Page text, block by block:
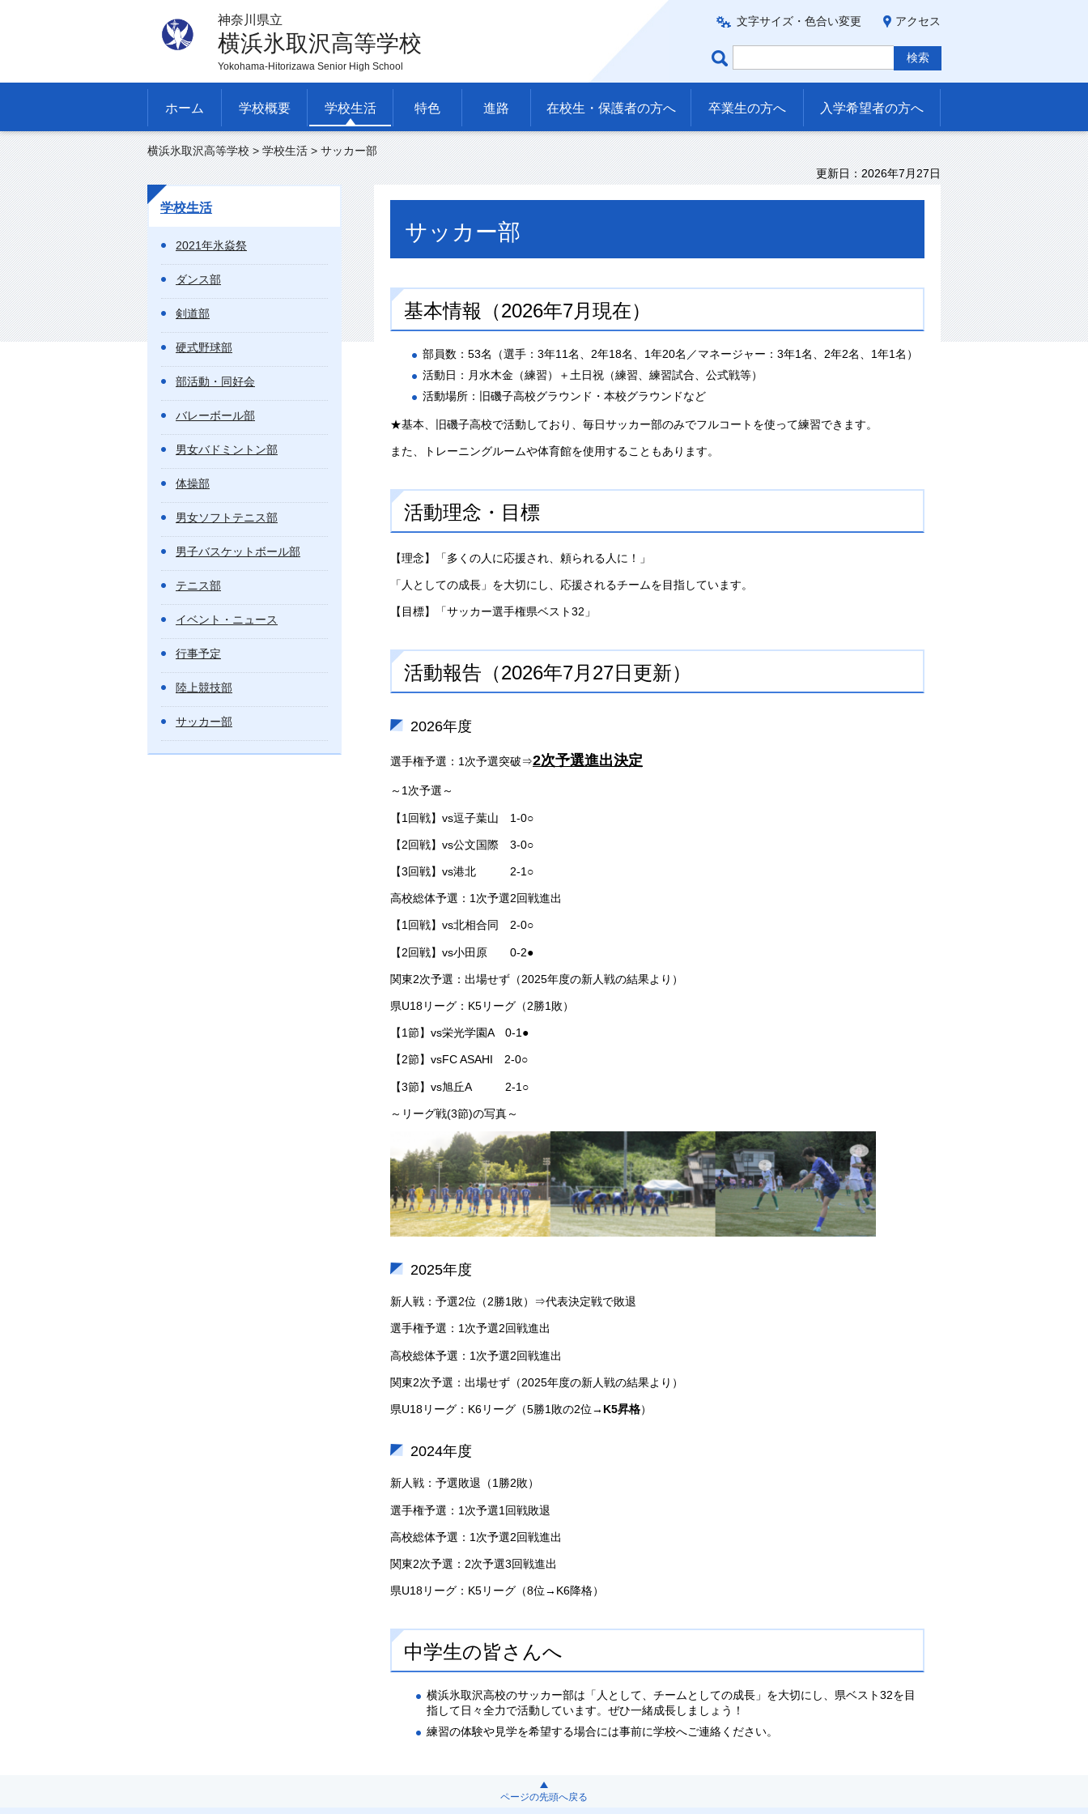
神奈川県立
横浜氷取沢高等学校
Yokohama-Hitorizawa Senior High School
文字サイズ・色合い変更 アクセス
ホーム 学校概要 学校生活 特色 進路 在校生・保護者の方へ 卒業生の方へ 入学希望者の方へ
横浜氷取沢高等学校>学校生活> サッカー部
更新日：2026年7月27日
学校生活
2021年氷焱祭
ダンス部
剣道部
硬式野球部
部活動・同好会
バレーボール部
男女バドミントン部
体操部
男女ソフトテニス部
男子バスケットボール部
テニス部
イベント・ニュース
行事予定
陸上競技部
サッカー部
サッカー部
基本情報（2026年7月現在）
部員数：53名（選手：3年11名、2年18名、1年20名／マネージャー：3年1名、2年2名、1年1名）
活動日：月水木金（練習）＋土日祝（練習、練習試合、公式戦等）
活動場所：旧磯子高校グラウンド・本校グラウンドなど
★基本、旧磯子高校で活動しており、毎日サッカー部のみでフルコートを使って練習できます。
また、トレーニングルームや体育館を使用することもあります。
活動理念・目標
【理念】「多くの人に応援され、頼られる人に！」
「人としての成長」を大切にし、応援されるチームを目指しています。
【目標】「サッカー選手権県ベスト32」
活動報告（2026年7月27日更新）
2026年度
選手権予選：1次予選突破⇒2次予選進出決定
～1次予選～
【1回戦】vs逗子葉山 1-0○
【2回戦】vs公文国際 3-0○
【3回戦】vs港北 2-1○
高校総体予選：1次予選2回戦進出
【1回戦】vs北相合同 2-0○
【2回戦】vs小田原 0-2●
関東2次予選：出場せず（2025年度の新人戦の結果より）
県U18リーグ：K5リーグ（2勝1敗）
【1節】vs栄光学園A 0-1●
【2節】vsFC ASAHI 2-0○
【3節】vs旭丘A 2-1○
～リーグ戦(3節)の写真～
2025年度
新人戦：予選2位（2勝1敗）⇒代表決定戦で敗退
選手権予選：1次予選2回戦進出
高校総体予選：1次予選2回戦進出
関東2次予選：出場せず（2025年度の新人戦の結果より）
県U18リーグ：K6リーグ（5勝1敗の2位→ K5昇格）
2024年度
新人戦：予選敗退（1勝2敗）
選手権予選：1次予選1回戦敗退
高校総体予選：1次予選2回戦進出
関東2次予選：2次予選3回戦進出
県U18リーグ：K5リーグ（8位→K6降格）
中学生の皆さんへ
横浜氷取沢高校のサッカー部は「人として、チームとしての成長」を大切にし、県ベスト32を目
指して日々全力で活動しています。ぜひ一緒成長しましょう！
練習の体験や見学を希望する場合には事前に学校へご連絡ください。
ページの先頭へ戻る